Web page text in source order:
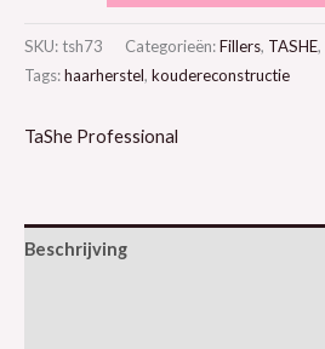
SKU: tsh73 Categorieën:Fillers, TASHE,
Tags:haarherstel, koudereconstructie
TaShe Professional
Beschrijving